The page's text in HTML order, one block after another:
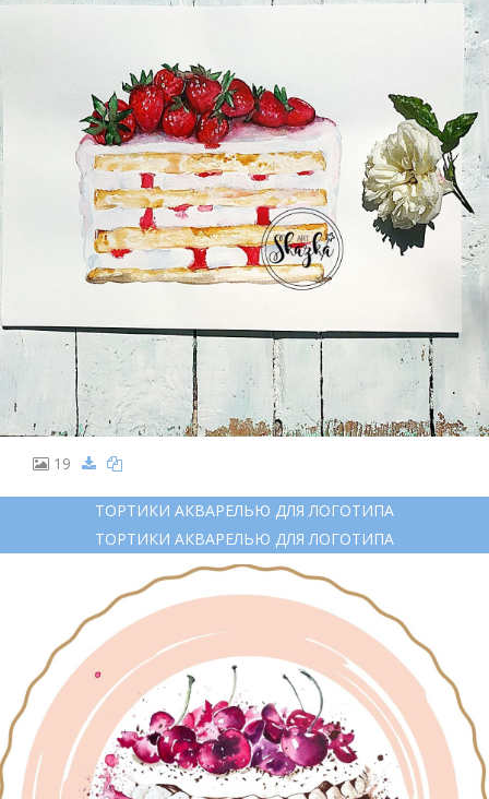
19
ТОРТИКИ АКВАРЕЛЬЮ ДЛЯ ЛОГОТИПА
ТОРТИКИ АКВАРЕЛЬЮ ДЛЯ ЛОГОТИПА